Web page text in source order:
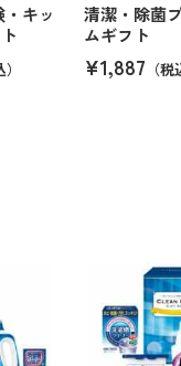
キッ
清潔・除菌
ムギフト
¥1,887 （